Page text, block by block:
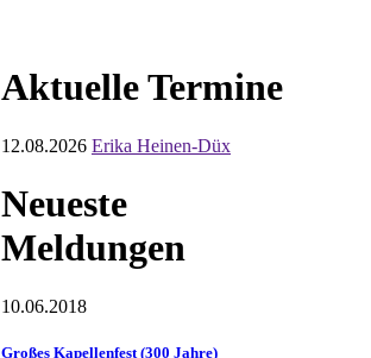
Aktuelle Termine
12.08.2026 Erika Heinen-Düx
Neueste
Meldungen
10.06.2018
Großes Kapellenfest (300 Jahre)